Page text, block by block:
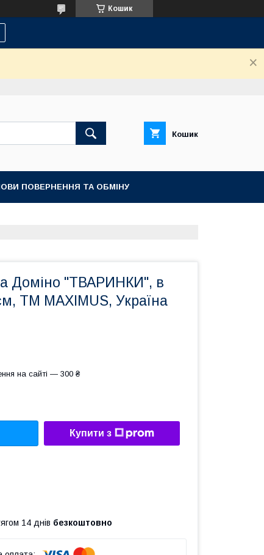
Кошик
Кошик
ПОВЕРНЕННЯ ТА ОБМІНУ
Доміно "ТВАРИНКИ", в
ТМ MAXIMUS, Україна
на сайті — 300 ₴
Купити з
14 днів безкоштовно